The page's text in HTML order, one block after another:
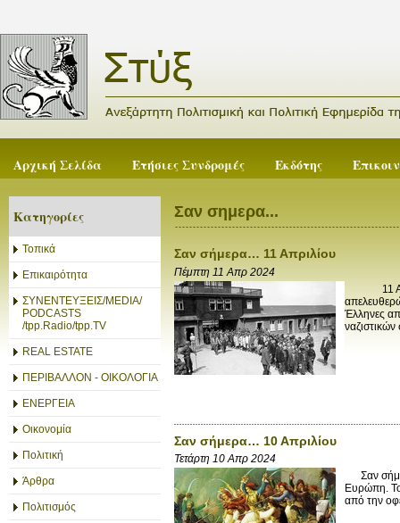
Αρχική Σελίδα Ετήσιες Συνδρομές Εκδότης
Κατηγορίες
Τοπικά
Επικαιρότητα
ΣΥΝΕΝΤΕΥΞΕΙΣ/MEDIA/
PODCASTS
/tpp.Radio/tpp.TV
REAL ESTATE
ΠΕΡΙΒΑΛΛΟΝ - ΟΙΚΟΛΟΓΙΑ
ΕΝΕΡΓΕΙΑ
Οικονομία
Πολιτική
Άρθρα
Πολιτισμός
Σαν σημερα...
Σαν σήμερα… 11 Απριλίου
Πέμπτη 11 Απρ 2024
11
Έλληνες
Σαν σήμερα… 10 Απριλίου
Τετάρτη 10 Απρ 2024
Σαν
Ευρώπη.
από την